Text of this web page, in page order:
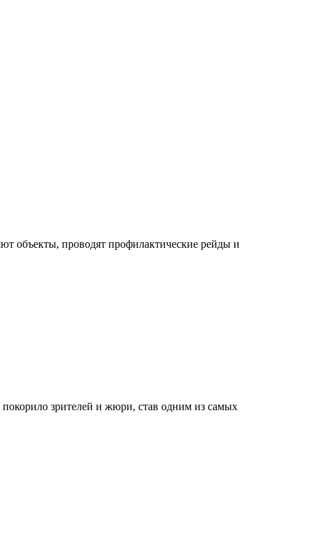
объекты, проводят профилактические рейды и
зрителей и жюри, став одним из самых